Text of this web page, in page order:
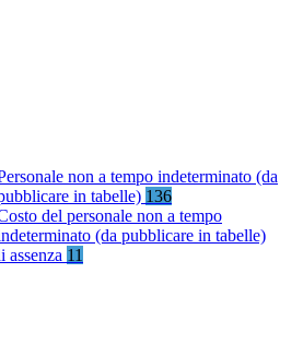
non a tempo indeterminato (da
in tabelle) 136
del personale non a tempo
(da pubblicare in tabelle)
assenza 11